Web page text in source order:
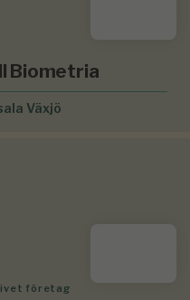
Biometria
Växjö
företag